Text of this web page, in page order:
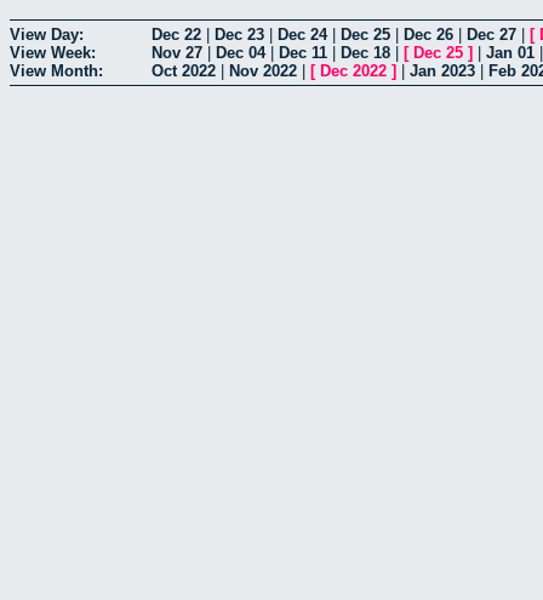
View Day: Dec 22 Dec 23 Dec 24| Dec 25 Dec 26 Dec 27 [
View Week:
Nov 27 Dec 04| Dec 11 Dec 18 [ Dec 25 ] Jan 01
View Month:
Oct 2022 Nov 2022 [ Dec 2022 ] Jan 2023 Feb